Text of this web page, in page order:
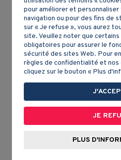
nul besoin de défricher la
Basses-Terres du Saint-
cultiver, car les arbres sont
Par contre, le sol herbeux
caractérisé par des
été et très froides en hiver,
un climat continental sec.
courte. Et, à certains
important : les
dire que ces régions ne
pour améliorer et
navigation ou pour des fins de
sur « Je refuse », vous aurez
site. Veuillez noter que
obligatoires pour assurer le
sécurité des sites Web. Pour
règles de confidentialité et
cliquez sur le bouton « Plus
JE
PLUS